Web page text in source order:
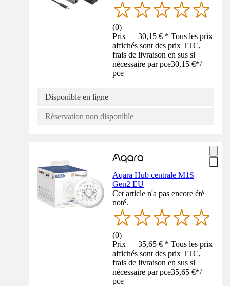
(0)
Prix — 30,15 € * Tous les prix
affichés sont des prix TTC,
frais de livraison en sus si
nécessaire par pce30,15 €*/
pce
Disponible en ligne
Réservation non disponible
Aqara Hub centrale M1S
Gen2 EU
Cet article n'a pas encore été
noté.
(0)
Prix — 35,65 € * Tous les prix
affichés sont des prix TTC,
frais de livraison en sus si
nécessaire par pce35,65 €*/
pce